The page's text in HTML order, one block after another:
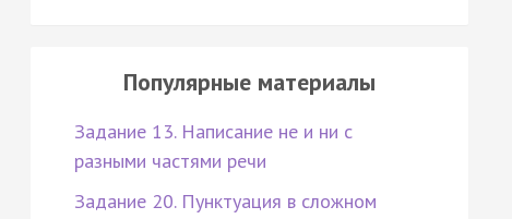
Популярные материалы
Задание 13. Написание не и ни с
разными частями речи
Задание 20. Пунктуация в сложном